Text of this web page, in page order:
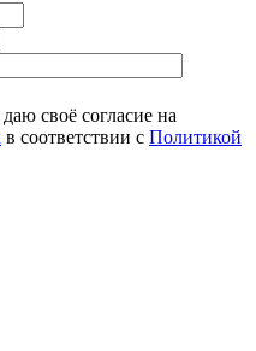
своё согласие на
в соответствии с Политикой